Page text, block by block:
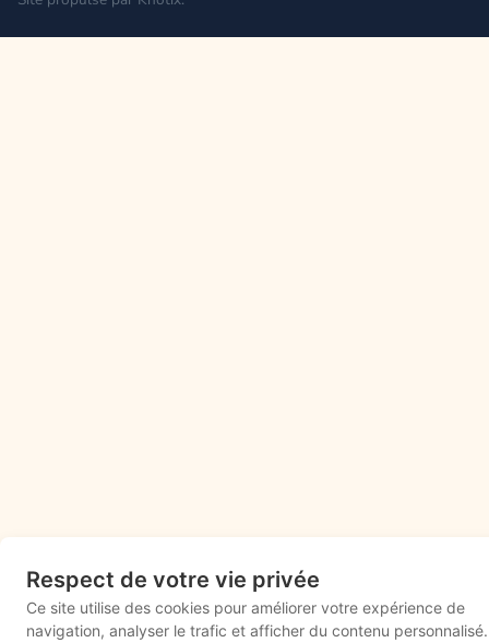
Respect de votre vie privée
Ce site utilise des cookies pour améliorer votre expérience de
navigation, analyser le trafic et afficher du contenu personnalisé.